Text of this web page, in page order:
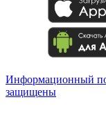
Информационный
защищены